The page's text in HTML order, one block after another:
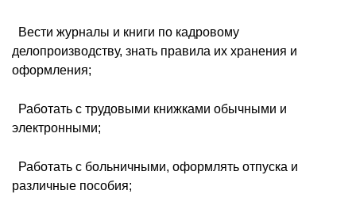
 Вести журналы и книги по кадровому
делопроизводству, знать правила их хранения и
оформления;
 Работать с трудовыми книжками обычными и
электронными;
 Работать с больничными, оформлять отпуска и
различные пособия;